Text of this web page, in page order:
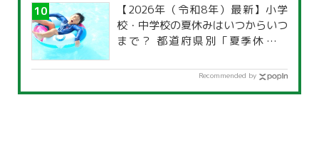
【2026年（令和8年）最新】小学
校・中学校の夏休みはいつからいつ
まで？ 都道府県別「夏季休暇一
Recommended by